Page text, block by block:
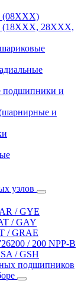
(08XXX)
(18XXX, 28XXХ,
подшипники и
и
узлов
/ GYE
/ GAY
/ GRAE
/ 200 NPP-B
/ GSH
подшипников